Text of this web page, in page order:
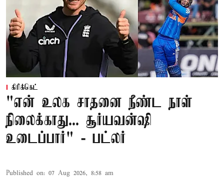
கிரிக்கெட்
"என் உலக சாதனை நீண்ட நாள்
நிலைக்காது... சூர்யவன்ஷி
உடைப்பார்" - பட்லர்
Published on: 07 Aug 2026, 8:58 am